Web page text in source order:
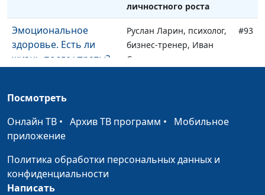
личностного роста
Эмоциональное
здоровье. Есть ли
жизнь после утраты?
Руслан Ларин, психолог,
бизнес-тренер, Иван
Соклаков, психолог;
- терапевт, тренер
личностного роста
#93
Эмоциональное
здоровье. Как
изменить свое
бизнес-тренер, Иван
Посмотреть
Онлайн ТВ • Архив ТВ программ • Мобильное
приложение
Политика обработки персональных данных и
конфиденциальности
Написать